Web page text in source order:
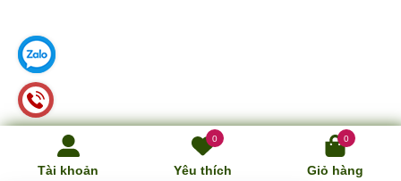
Tài khoản
0
Yêu thích
0
Giỏ hàng